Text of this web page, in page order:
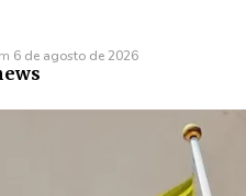
6 de agosto de 2026